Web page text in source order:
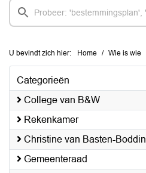
U bevindt zich hier: Home Wie is wie
Categorieën
College van B&W
Rekenkamer
Christine van Basten-Boddin
Gemeenteraad